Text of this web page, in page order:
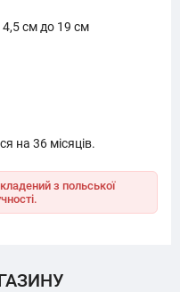
см до 19 см
на 36 місяців.
з польської